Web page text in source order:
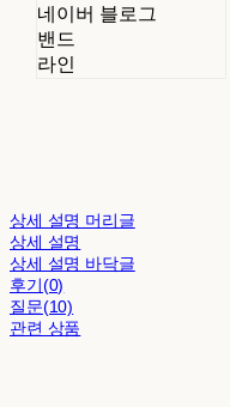
네이버 블로그
밴드
라인
상세 설명 머리글
상세 설명
상세 설명 바닥글
후기(0)
질문(10)
관련 상품